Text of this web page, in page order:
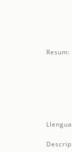
Resum: